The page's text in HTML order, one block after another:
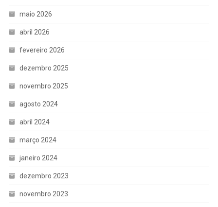
maio 2026
abril 2026
fevereiro 2026
dezembro 2025
novembro 2025
agosto 2024
abril 2024
março 2024
janeiro 2024
dezembro 2023
novembro 2023